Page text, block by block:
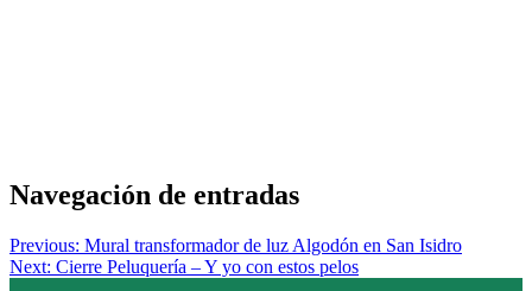
in
ENCARGOS
Navegación de entradas
Previous: Mural transformador de luz Algodón en San Isidro
Next: Cierre Peluquería – Y yo con estos pelos